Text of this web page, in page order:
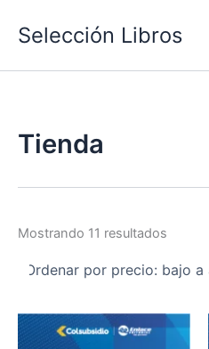
Selección Libros
Tienda
Mostrando 11 resultados
low
to